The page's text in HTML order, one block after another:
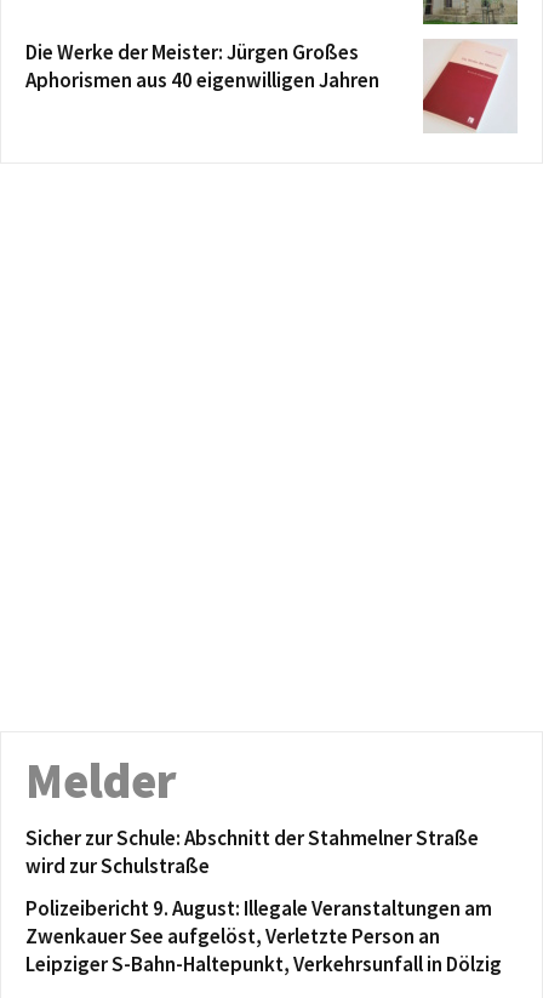
Die Werke der Meister: Jürgen Großes
Aphorismen aus 40 eigenwilligen Jahren
Melder
Sicher zur Schule: Abschnitt der Stahmelner Straße
wird zur Schulstraße
Polizeibericht 9. August: Illegale Veranstaltungen am
Zwenkauer See aufgelöst, Verletzte Person an
Leipziger S-Bahn-Haltepunkt, Verkehrsunfall in Dölzig